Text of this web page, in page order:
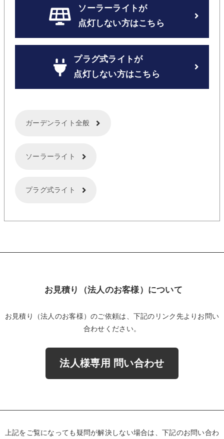
ソーラーライトが
点灯しない方はこちら
プラグ式ライトが
点灯しない方はこちら
ガーデンライト全般
ソーラーライト
プラグ式ライト
お見積り（法人のお客様）について
お見積り（法人のお客様）のご依頼は、下記のリンク先よりお問い
合わせください。
法人様専用 問い合わせ
上記をご覧になっても疑問が解決しない場合は、下記のお問い合わ